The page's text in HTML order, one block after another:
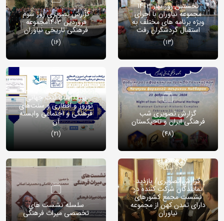
گزارش تصویری روز سوم
فروردین 1403مجموعه
فرهنگی تاریخی نیاوران
(16)
نخستین روز بهار 1403
مجموعه نیاوران با اجرای
ویژه برنامه های مختلف به
استقبال گردشگران رفت
(13)
گزارش تصویری مراسم
بزرگداشت ثبت جهانی
نوروز و افطاری و سنت‌های
فرهنگی و اجتماعی وابسته
آن
(21)
گزارش تصویری شب
فرهنگی ایران و تاجیکستان
(48)
سلسله نشست های
تخصصی میراث فرهنگی
گزارش تصویری/ بازدید
نمایندگان شرکت کننده در
نشست مجمع کشورهای
دارای تمدن کهن از مجموعه
نیاوران